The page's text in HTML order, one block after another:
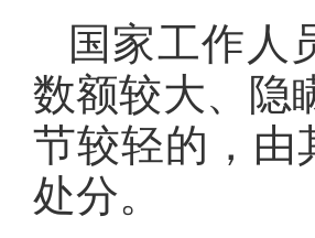
国家工作人
数额较大、隐
节较轻的，由
处分。